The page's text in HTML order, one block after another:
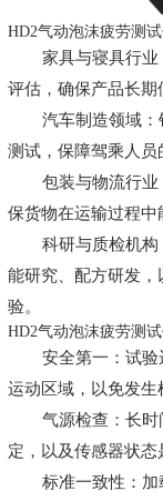
HD2气动泡沫疲劳测
家具与寝具行
评估，确保产品长期
汽车制造领域
测试，保障驾乘人员
包装与物流行
保货物在运输过程中
科研与质检机
能研究、配方研发
验。
HD2气动泡沫疲劳测
安全第一：试
运动区域，以免发生
气源检查：长
定，以及传感器状态
标准一致性：